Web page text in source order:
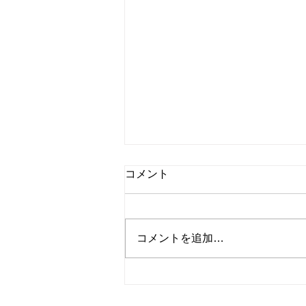
コメント
コメントを追加…